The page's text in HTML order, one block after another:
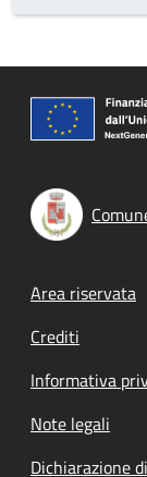
Footer
Area riservata
Crediti
Informativa
Note legali
Dichiarazione